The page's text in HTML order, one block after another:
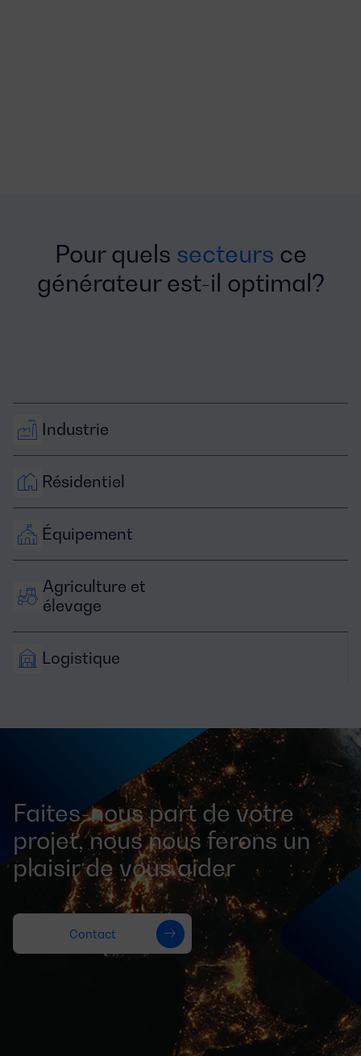
Pour quels secteurs ce
générateur est-il optimal?
Industrie
Résidentiel
Équipement
Agriculture et
élevage
Logistique
Faites-nous part de votre
projet, nous nous ferons un
plaisir de vous aider
Contact